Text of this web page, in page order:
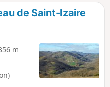
du
de Saint-Izaire
m